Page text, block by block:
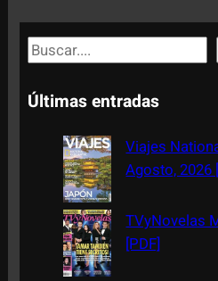
S
e
a
Últimas entradas
Viajes
Agosto, 2026
TVyNovelas
[PDF]